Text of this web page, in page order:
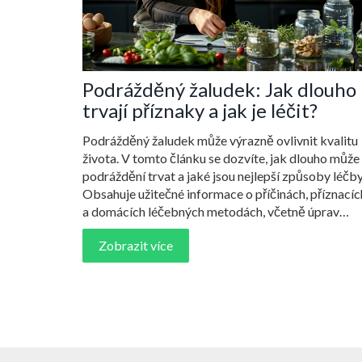
Podrážděný žaludek: Jak dlouho
trvají příznaky a jak je léčit?
Podrážděný žaludek může výrazně ovlivnit kvalitu
života. V tomto článku se dozvíte, jak dlouho může
podráždění trvat a jaké jsou nejlepší způsoby
Obsahuje užitečné informace o příčinách,
a domácích léčebných metodách, včetně úprav
stravy a životního stylu. Článek se rovněž věnuje
tomu, kdy je vhodné vyhledat lékařskou pomoc.
Zobrazit více